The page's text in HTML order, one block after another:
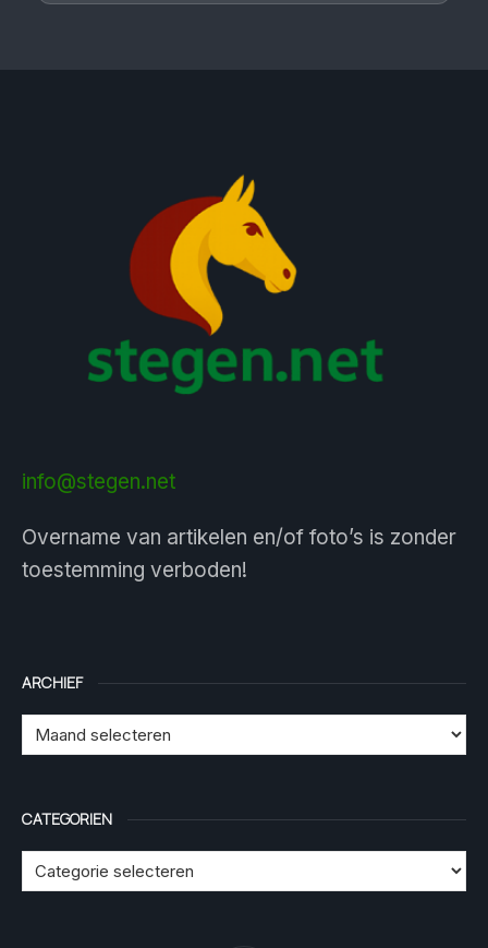
info@stegen.net
Overname van artikelen en/of foto’s is zonder
toestemming verboden!
ARCHIEF
CATEGORIEN